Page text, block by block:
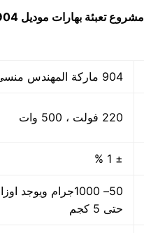
مشروع تعبئة بهارات
904 ماركة المهندس منسي
220 فولت ، 500 وات
± 1 %
50– 1000جرام ويوجد
حتى 5 كجم